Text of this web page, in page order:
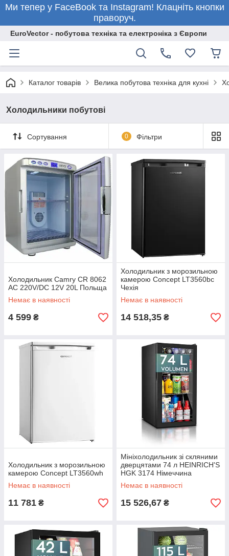
Ми тепер у FaceBook та Instagram! Клацніть кнопки
праворуч.
EuroVector - побутова техніка та електроніка з Європи
Каталог товарів Велика побутова техніка для кухні
Холодильники побутові
Сортування 0 Фільтри
Холодильник Camry CR 8062
AC 220V/DC 12V 20L Польща
Немає в наявності
4 599 ₴
Холодильник з морозильною
камерою Concept LT3560bc
Чехія
Немає в наявності
14 518,35 ₴
Холодильник з морозильною
камерою Concept LT3560wh
Немає в наявності
11 781 ₴
Мініхолодильник зі скляними
дверцятами 74 л HEINRICH'S
HGK 3174 Німеччина
Немає в наявності
15 526,67 ₴